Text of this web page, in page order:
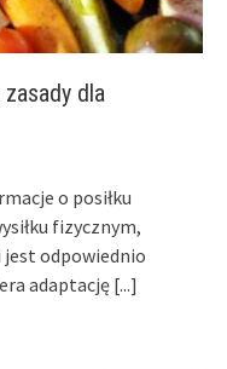
dla
o posiłku
fizycznym,
odpowiednio
adaptację [...]